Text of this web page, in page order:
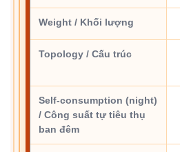
Weight / Khối lượng
Topology / Cấu trúc
Self-consumption (night)
/ Công suất tự tiêu thụ
ban đêm